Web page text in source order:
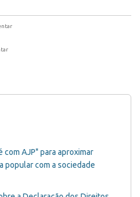
com AJP" para aproximar
popular com a sociedade